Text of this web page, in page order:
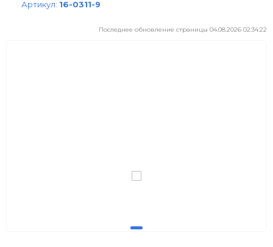
Артикул: 16-0311-9
Последнее обновление страницы 04.08.2026 02:34:22